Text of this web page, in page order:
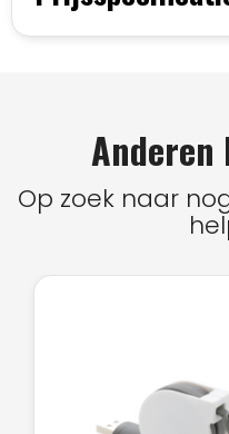
Anderen
Op zoek naar